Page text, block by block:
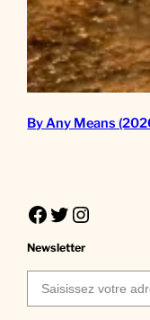
By Any Means
Facebook Twitter Instagram
Newsletter
Saisissez votre adresse e-mail…